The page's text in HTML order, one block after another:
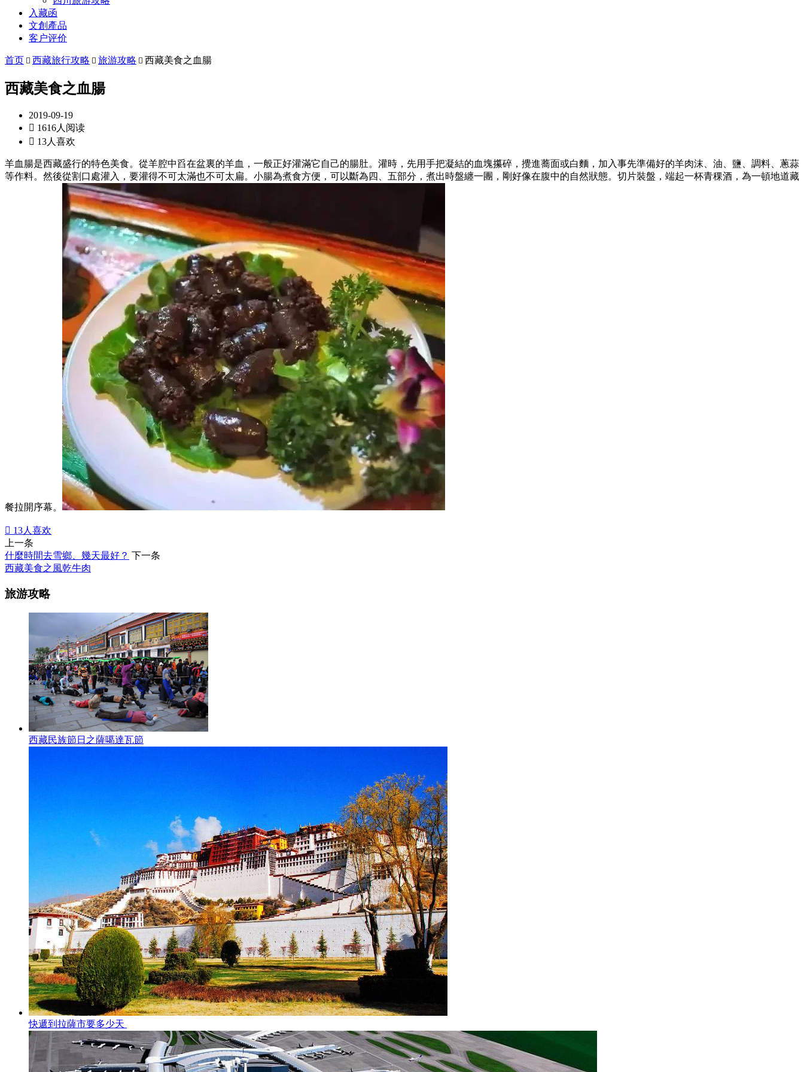
入藏函
文創產品
客户评价
首页  西藏旅行攻略  旅游攻略  西藏美食之血腸
西藏美食之血腸
2019-09-19
 1616人阅读
 13人喜欢
羊血腸是西藏盛行的特色美食。從羊腔中舀在盆裏的羊血，一般正好灌滿它自己的腸肚。灌時，先用手把凝結的血塊攥碎，攪進蕎面或白麵，加入事先準備好的羊肉沫、油、鹽、調料、蔥蒜
等作料。然後從割口處灌入，要灌得不可太滿也不可太扁。小腸為煮食方便，可以斷為四、五部分，煮出時盤纏一團，剛好像在腹中的自然狀態。切片裝盤，端起一杯青稞酒，為一頓地道藏
餐拉開序幕。
 13人喜欢
上一条
什麼時間去雪鄉、幾天最好？ 下一条
西藏美食之風乾牛肉
旅游攻略
西藏民族節日之薩噶達瓦節
快遞到拉薩市要多少天